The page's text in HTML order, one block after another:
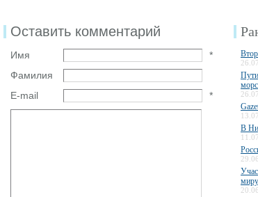
Оставить комментарий
Имя
*
Фамилия
E-mail
*
В